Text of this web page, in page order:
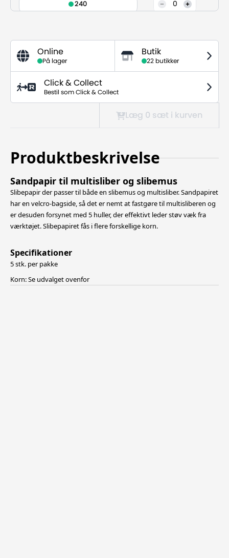
240 0
Online
På lager
Butik
22 butikker
Click & Collect
Bestil som Click & Collect
Læg 0 sæt i kurven
Produktbeskrivelse
Sandpapir til multisliber og slibemus
Slibepapir der passer til både en slibemus og multisliber. Sandpapiret
har en velcro-bagside, så det er nemt at fastgøre til multisliberen og
er desuden forsynet med 5 huller, der effektivt leder støv væk fra
værktøjet.Slibepapiret fås i flere forskellige korn.
Specifikationer
5 stk. per pakke
Korn: Se udvalget ovenfor